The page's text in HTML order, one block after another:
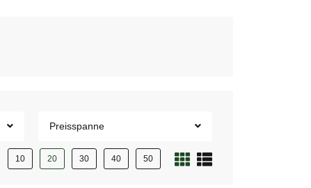
Preisspanne
10 20 30 40 50